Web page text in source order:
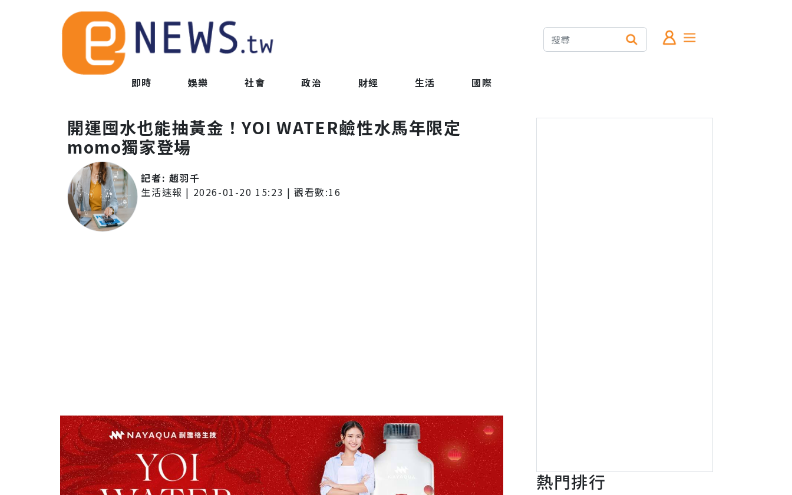
即時 娛樂 社會 政治 財經 生活 國際
開運囤水也能抽黃金！YOI WATER鹼性水馬年限定
momo獨家登場
記者: 趙羽千
生活速報 | 2026-01-20 15:23 | 觀看數:16
熱門排行